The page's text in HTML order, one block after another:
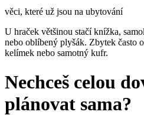
věci, které už jsou na ubytování
U hraček většinou stačí knížka,
nebo oblíbený plyšák. Zbytek často
kelímek nebo samotný kufr.
Nechceš celou
plánovat sama?